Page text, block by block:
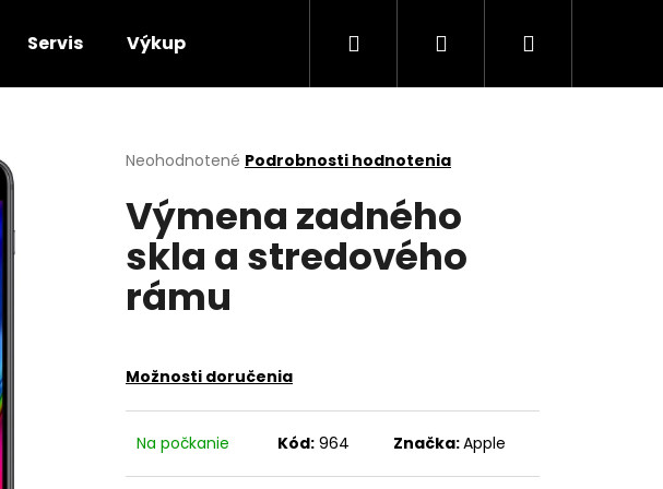
Servis Výkup Kontakt
Hľadať PrihlásenieNákupný
Priemerné
produktu
je
z
5
hviezdičiek.
Neohodnotené Podrobnosti hodnotenia
Výmena zadného
skla a stredového
rámu
Možnosti doručenia
Na počkanie Kód: 964 Značka:Apple
HĽADAŤ